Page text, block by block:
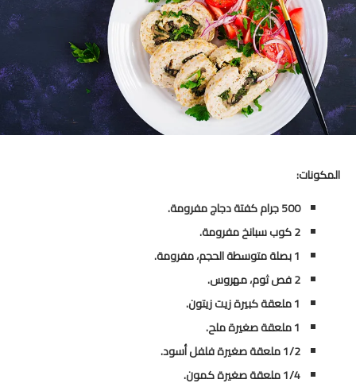
المكونات:
500 جرام كفتة دجاج مفرومة.
2 كوب سبانخ مفرومة.
1 بصلة متوسطة الحجم، مفرومة.
2 فص ثوم، مهروس.
1 ملعقة كبيرة زيت زيتون.
1 ملعقة صغيرة ملح.
1/2 ملعقة صغيرة فلفل أسود.
1/4 ملعقة صغيرة كمون.